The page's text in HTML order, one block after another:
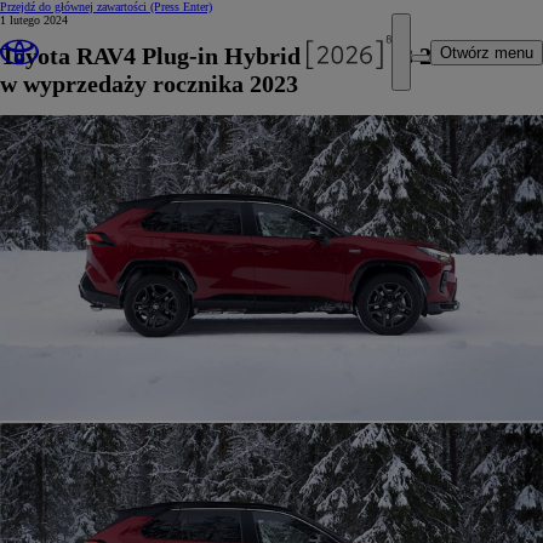
Przejdź do głównej zawartości (Press Enter)
Otwórz menu
1 lutego 2024
Toyota RAV4 Plug-in Hybrid już od 223 200 zł
w wyprzedaży rocznika 2023